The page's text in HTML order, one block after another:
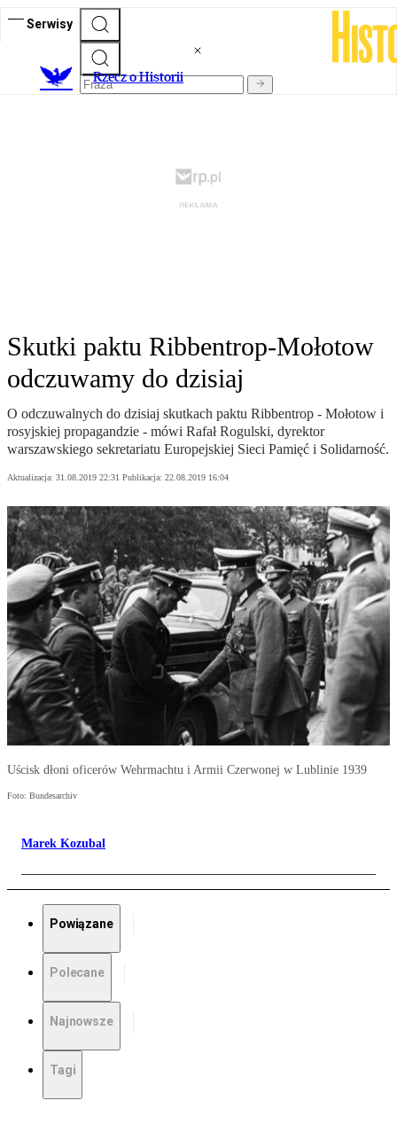
Serwisy
Rzecz o Historii
Skutki paktu Ribbentrop-Mołotow
odczuwamy do dzisiaj
O odczuwalnych do dzisiaj skutkach paktu Ribbentrop - Mołotow i
rosyjskiej propagandzie - mówi Rafał Rogulski, dyrektor
warszawskiego sekretariatu Europejskiej Sieci Pamięć i Solidarność.
Aktualizacja: 31.08.2019 22:31 Publikacja: 22.08.2019 16:04
Uścisk dłoni oficerów Wehrmachtu i Armii Czerwonej w Lublinie 1939
Foto: Bundesarchiv
Marek Kozubal
Powiązane
Polecane
Najnowsze
Tagi